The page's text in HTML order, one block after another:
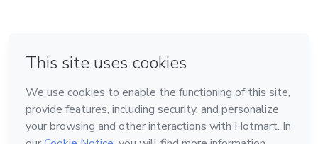
Feito com ❤ na Cidade do México
Conheça a Hotmart